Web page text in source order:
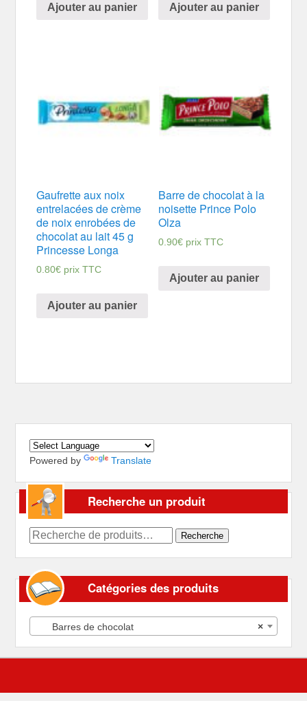
Ajouter au panier Ajouter au panier
Gaufrette aux noix
entrelacées de crème
de noix enrobées de
chocolat au lait 45 g
Princesse Longa
0.80€ prix TTC
Ajouter au panier
Barre de chocolat à la
noisette Prince Polo
Olza
0.90€ prix TTC
Ajouter au panier
Powered by Translate
Recherche un produit
Recherche
Recherche
Catégories des produits
×
Barres de chocolat